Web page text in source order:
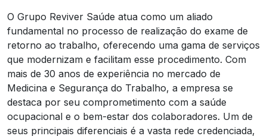
O Grupo Reviver Saúde atua como um aliado
fundamental no processo de realização do exame de
retorno ao trabalho, oferecendo uma gama de serviços
que modernizam e facilitam esse procedimento. Com
mais de 30 anos de experiência no mercado de
Medicina e Segurança do Trabalho, a empresa se
destaca por seu comprometimento com a saúde
ocupacional e o bem-estar dos colaboradores. Um de
seus principais diferenciais é a vasta rede credenciada,